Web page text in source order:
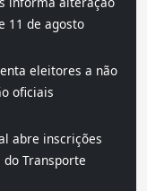
11 de agosto
eleitores a não
oficiais
abre inscrições
Transporte